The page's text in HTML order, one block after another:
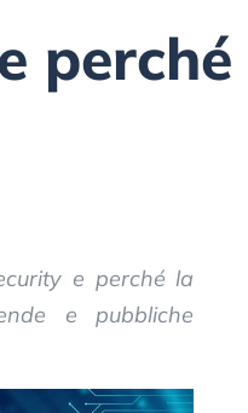
perché
e perché la
e pubbliche